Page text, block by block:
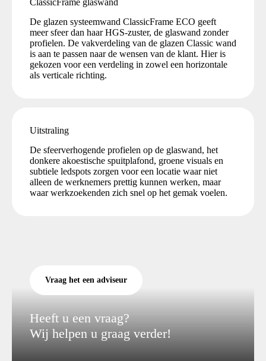
ClassicFrame glaswand
De glazen systeemwand ClassicFrame ECO geeft
meer sfeer dan haar HGS-zuster, de glaswand zonder
profielen. De vakverdeling van de glazen Classic wand
is aan te passen naar de wensen van de klant. Hier is
gekozen voor een verdeling in zowel een horizontale
als verticale richting.
Uitstraling
De sfeerverhogende profielen op de glaswand, het
donkere akoestische spuitplafond, groene visuals en
subtiele ledspots zorgen voor een locatie waar niet
alleen de werknemers prettig kunnen werken, maar
waar werkzoekenden zich snel op het gemak voelen.
Vraag het een adviseur
Heeft u een vraag?
Wij helpen u graag verder!